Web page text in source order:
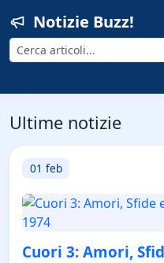
Notizie Buzz!
Cerca
Ultime notizie
01 feb
Cuori 3: Amori,